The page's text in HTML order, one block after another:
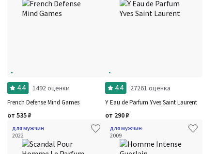
Сбросить все
4.4 1492 оценки
French Defense Mind Games
от 535₽
4.4 27261 оценка
Y Eau de Parfum Yves Saint Laurent
от 290₽
для мужчин
2022
для мужчин
2009